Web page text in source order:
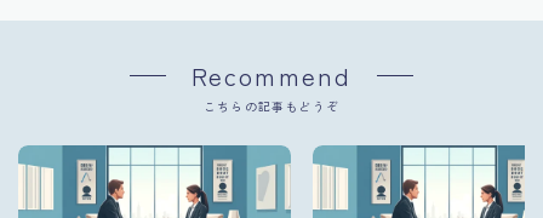
Recommend
こちらの記事もどうぞ